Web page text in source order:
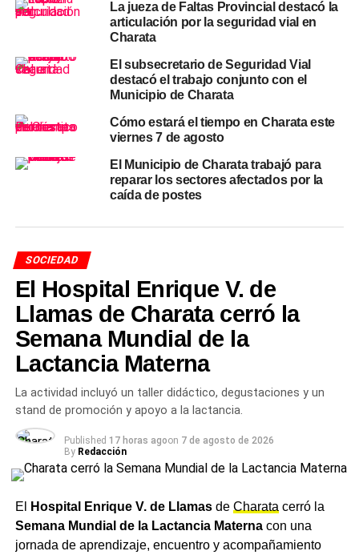
Pronóstico para los próximos
días en Charata y el Chaco
La semana que comienza es de estabilidad y ascenso
martes 12llegará a23°C
cielo despejado. Elmiércoles 13alcanzará los23,9°C, el
pico térmico de la semana. Eljueves 14
con una leve probabilidad de lluvia del 10%, la única
variable del período. Elviernes 15cierra la semana con
y cielo despejado nuevamente.
El patrón consolida lo que se anticipó desde el sábado:
mayo 2026 en Charata y el Chaco transita un invierno
con temperaturas medias por encima de los valores
históricos para la época, con episodios de frío intenso y
cortos seguidos de recuperaciones rápidas. La ausencia
de lluvias proyectadas hasta al menos el jueves es
también una señal favorable para lacosecha en el
Chaco, que viene recuperando ritmo tras el temporal de
TEMAS RELACIONADOS
MAYO 2026
NOTICIAS CHARATA
NOTICIAS CHARATA HOY
NOTICIAS DE CHARATA CHACO
TEMPERATURA CHARATA HOY
Día del Himno Nacional Argentino: cómo, cuándo
y por quién fue creado el canto patrio que hoy se
entona en las escuelas de Charata y todo el país
La jueza de Faltas Provincial destacó la
articulación por la seguridad vial en
Charata
El subsecretario de Seguridad Vial
destacó el trabajo conjunto con el
Municipio de Charata
Cómo estará el tiempo en Charata este
viernes 7 de agosto
El Municipio de Charata trabajó para
reparar los sectores afectados por la
caída de postes
SOCIEDAD
El Hospital Enrique V. de
Llamas de Charata cerró la
Semana Mundial de la
Lactancia Materna
La actividad incluyó un taller didáctico, degustaciones y un
stand de promoción y apoyo a la lactancia.
Published 17 horas agoon 7 de agosto de 2026
By Redacción
El Hospital Enrique V. de Llamasde Charata cerró la
Semana Mundial de la Lactancia Maternacon una
jornada de aprendizaje, encuentro y acompañamiento